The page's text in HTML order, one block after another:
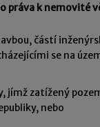
práva k nemovité
částí
se na
jímž zatížený
nebo